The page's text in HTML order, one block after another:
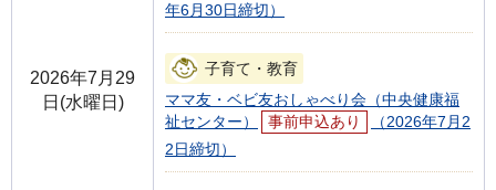
2026年7月29
日(水曜日)
年6月30日締切）
子育て・教育
ママ友・ベビ友おしゃべり会（中央健康福
祉センター）
事前申込あり
（2026年7月2
2日締切）